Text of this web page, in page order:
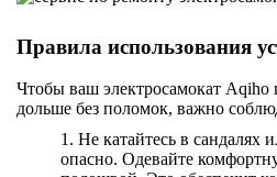
Правила использования
Чтобы ваш электросамокат
дольше без поломок, важно
1. Не катайтесь в сандалях
опасно. Одевайте